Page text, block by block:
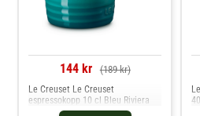
144 kr (189 kr)
Le Creuset Le Creuset
espressokopp 10 cl Bleu Riviera